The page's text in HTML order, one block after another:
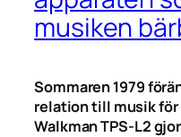
musiken
Sommaren 1979
relation till musik
Walkman TPS-L2